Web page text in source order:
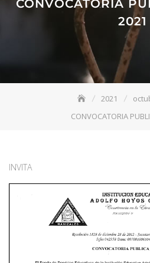
CONVOCATORIA
2021
2021
CONVOCATORIA
INVITA